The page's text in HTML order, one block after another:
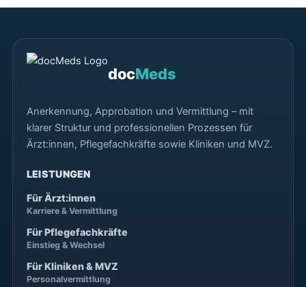
docMeds
Anerkennung, Approbation und Vermittlung – mit
klarer Struktur und professionellen Prozessen für
Ärzt:innen, Pflegefachkräfte sowie Kliniken und MVZ.
LEISTUNGEN
Für Ärzt:innen
Karriere & Vermittlung
Für Pflegefachkräfte
Einstieg & Wechsel
Für Kliniken & MVZ
Personalvermittlung